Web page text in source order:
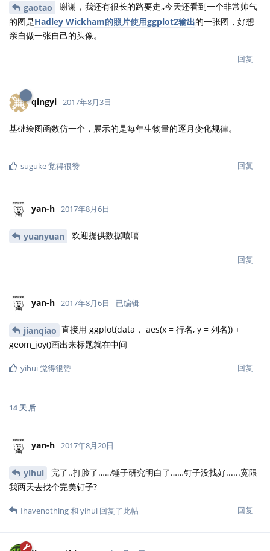
gaotao
谢谢，我还有很长的路要走,,今天还看到一个非常帅气
的图是Hadley Wickham的照片使用ggplot2输出的一张图，好想
亲自做一张自己的头像。
回复
qingyi 2017年8月3日
基础绘图函数仿一个，展示的是每年生物量的逐月变化规律。
回复
suguke觉得很赞
yan-h 2017年8月6日
yuanyuan 欢迎提供数据嘻嘻
回复
yan-h 2017年8月6日 已编辑
jianqiao 直接用 ggplot(data， aes(x = 行名, y = 列名)) +
geom_joy()画出来标题就在中间
回复
yihui觉得很赞
14 天 后
yan-h 2017年8月20日
yihui
完了..打脸了……锤子研究明白了……钉子没找好......宽限
我两天去找个完美钉子?
回复
Ihavenothing和 yihui 回复了此帖